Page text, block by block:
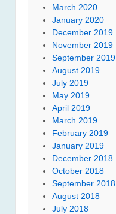
March 2020
January 2020
December 2019
November 2019
September 2019
August 2019
July 2019
May 2019
April 2019
March 2019
February 2019
January 2019
December 2018
October 2018
September 2018
August 2018
July 2018